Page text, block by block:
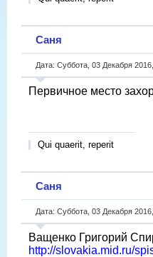
Саня
Дата: Суббота, 03 Декабря
Первичное место
Qui quaerit, reperit
Саня
Дата: Суббота, 03 Декабря
Ващенко Григорий
http://slovakia.mid.ru/